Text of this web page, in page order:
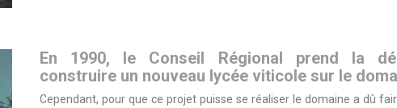
En 1990, le Conseil Régional prend la
construire un nouveau lycée viticole sur le
Cependant, pour que ce projet puisse se réaliser le domaine a dû